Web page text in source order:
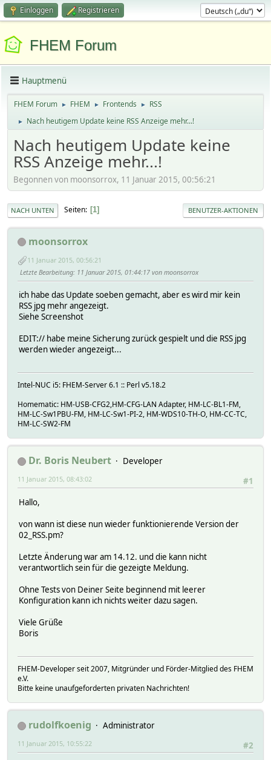
Einloggen Registrieren
FHEM Forum
Hauptmenü
FHEM Forum ► FHEM ► Frontends ► RSS
► Nach heutigem Update keine RSS Anzeige mehr...!
Nach heutigem Update keine
RSS Anzeige mehr...!
Begonnen von moonsorrox, 11 Januar 2015, 00:56:21
NACH UNTEN Seiten 1 BENUTZER-AKTIONEN
moonsorrox
11 Januar 2015, 00:56:21
Letzte Bearbeitung: 11 Januar 2015, 01:44:17 von moonsorrox
ich habe das Update soeben gemacht, aber es wird mir kein
RSS jpg mehr angezeigt.
Siehe Screenshot
EDIT:// habe meine Sicherung zurück gespielt und die RSS jpg
werden wieder angezeigt...
Intel-NUC i5: FHEM-Server 6.1 :: Perl v5.18.2
Homematic: HM-USB-CFG2,HM-CFG-LAN Adapter, HM-LC-BL1-FM,
HM-LC-Sw1PBU-FM, HM-LC-Sw1-PI-2, HM-WDS10-TH-O, HM-CC-TC,
HM-LC-SW2-FM
Dr. Boris Neubert
Developer
#1
11 Januar 2015, 08:43:02
Hallo,
von wann ist diese nun wieder funktionierende Version der
02_RSS.pm?
Letzte Änderung war am 14.12. und die kann nicht
verantwortlich sein für die gezeigte Meldung.
Ohne Tests von Deiner Seite beginnend mit leerer
Konfiguration kann ich nichts weiter dazu sagen.
Viele Grüße
Boris
FHEM-Developer seit 2007, Mitgründer und Förder-Mitglied des FHEM
e.V.
Bitte keine unaufgeforderten privaten Nachrichten!
rudolfkoenig
Administrator
#2
11 Januar 2015, 10:55:22